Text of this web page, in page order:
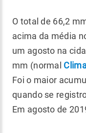
O total de 66,2
acima da média
um agosto na
mm (normal
Foi o maior
quando se
Em agosto de